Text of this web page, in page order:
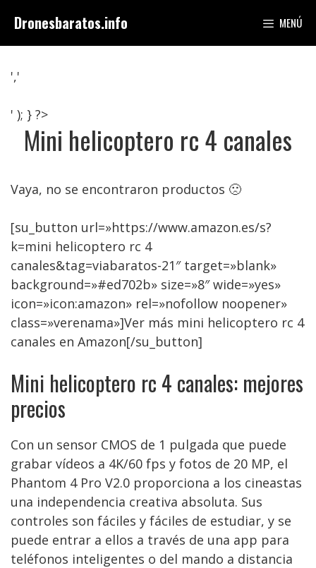
contenido
Dronesbaratos.info MENÚ
','
' ); } ?>
Mini helicoptero rc 4 canales
Vaya, no se encontraron productos 🙁
[su_button url=»https://www.amazon.es/s?
k=mini helicoptero rc 4
canales&tag=viabaratos-21″ target=»blank»
background=»#ed702b» size=»8″ wide=»yes»
icon=»icon:amazon» rel=»nofollow noopener»
class=»verenama»]Ver más mini helicoptero rc 4
canales en Amazon[/su_button]
Mini helicoptero rc 4 canales: mejores
precios
Con un sensor CMOS de 1 pulgada que puede
grabar vídeos a 4K/60 fps y fotos de 20 MP, el
Phantom 4 Pro V2.0 proporciona a los cineastas
una independencia creativa absoluta. Sus
controles son fáciles y fáciles de estudiar, y se
puede entrar a ellos a través de una app para
teléfonos inteligentes o del mando a distancia